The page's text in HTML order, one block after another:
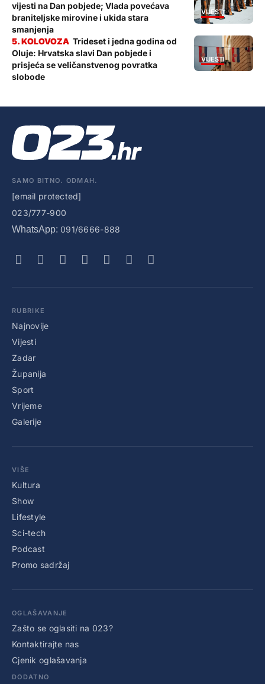
VIJESTI
vijesti na Dan pobjede; Vlada povećava
braniteljske mirovine i ukida stara
smanjenja
VIJESTI
Trideset i jedna godina od
Oluje: Hrvatska slavi Dan pobjede i
prisjeća se veličanstvenog povratka
slobode
SAMO BITNO. ODMAH.
[email protected]
023/777-900
WhatsApp: 091/6666-888
RUBRIKE
Najnovije
Vijesti
Zadar
Županija
Sport
Vrijeme
Galerije
VIŠE
Kultura
Show
Lifestyle
Sci-tech
Podcast
Promo sadržaj
OGLAŠAVANJE
Zašto se oglasiti na 023?
Kontaktirajte nas
Cjenik oglašavanja
DODATNO